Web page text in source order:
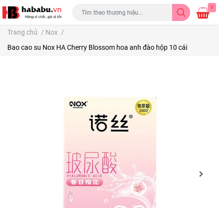
0
Trang chủ / Nox /
Bao cao su Nox HA Cherry Blossom hoa anh đào hộp 10 cái